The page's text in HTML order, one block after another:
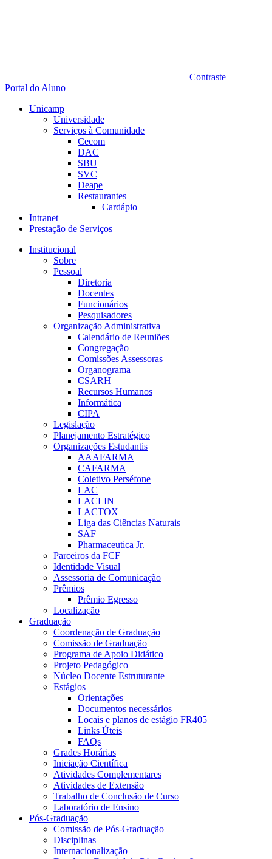
Contraste
Portal do Aluno
Unicamp
Universidade
Serviços à Comunidade
Cecom
DAC
SBU
SVC
Deape
Restaurantes
Cardápio
Intranet
Prestação de Serviços
Institucional
Sobre
Pessoal
Diretoria
Docentes
Funcionários
Pesquisadores
Organização Administrativa
Calendário de Reuniões
Congregação
Comissões Assessoras
Organograma
CSARH
Recursos Humanos
Informática
CIPA
Legislação
Planejamento Estratégico
Organizações Estudantis
AAAFARMA
CAFARMA
Coletivo Perséfone
LAC
LACLIN
LACTOX
Liga das Ciências Naturais
SAF
Pharmaceutica Jr.
Parceiros da FCF
Identidade Visual
Assessoria de Comunicação
Prêmios
Prêmio Egresso
Localização
Graduação
Coordenação de Graduação
Comissão de Graduação
Programa de Apoio Didático
Projeto Pedagógico
Núcleo Docente Estruturante
Estágios
Orientações
Documentos necessários
Locais e planos de estágio FR405
Links Úteis
FAQs
Grades Horárias
Iniciação Científica
Atividades Complementares
Atividades de Extensão
Trabalho de Conclusão de Curso
Laboratório de Ensino
Pós-Graduação
Comissão de Pós-Graduação
Disciplinas
Internacionalização